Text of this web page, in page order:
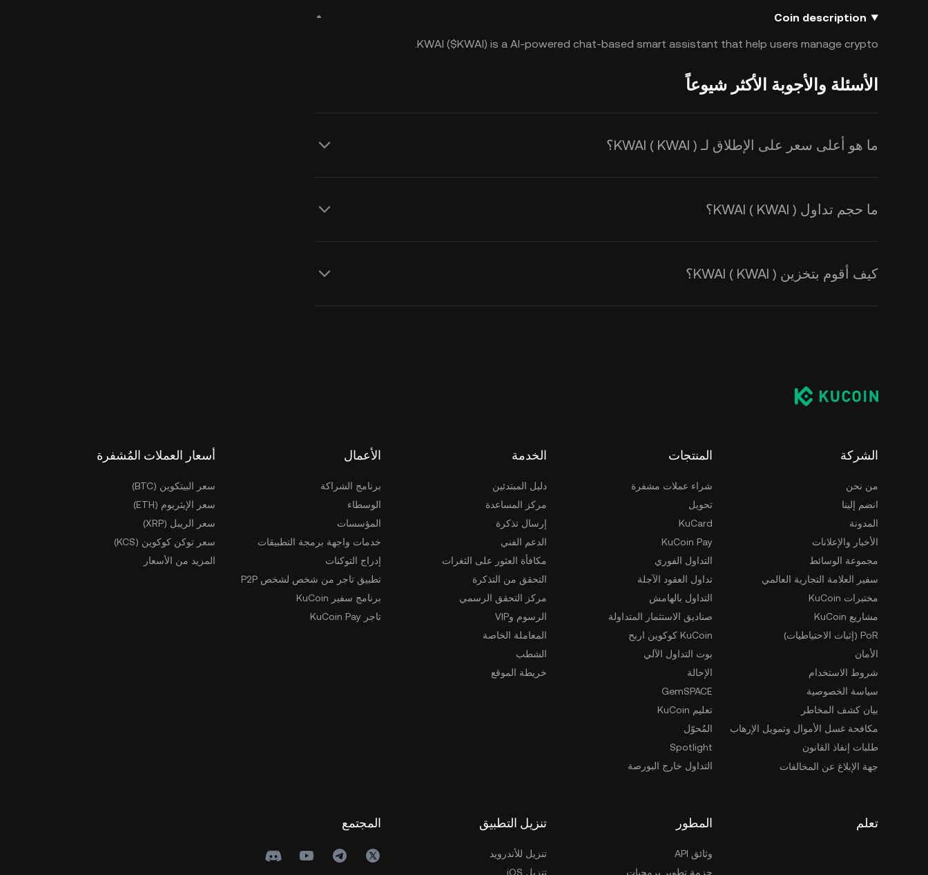
Coin description
KWAI ($KWAI) is a AI-powered chat-based smart assistant that help users manage crypto.
الأسئلة والأجوبة الأكثر شيوعاً
ما هو أعلى سعر على الإطلاق لـ KWAI ( KWAI )؟
ما حجم تداول KWAI ( KWAI )؟
كيف أقوم بتخزين KWAI ( KWAI )؟
الشركة
من نحن
انضم إلينا
المدونة
الأخبار والإعلانات
مجموعة الوسائط
سفير العلامة التجارية العالمي
مختبرات KuCoin
مشاريع KuCoin
PoR (إثبات الاحتياطيات)
الأمان
شروط الاستخدام
سياسة الخصوصية
بيان كشف المخاطر
مكافحة غسل الأموال وتمويل الإرهاب
طلبات إنفاذ القانون
جهة الإبلاغ عن المخالفات
المنتجات
شراء عملات مشفرة
تحويل
KuCard
KuCoin Pay
التداول الفوري
تداول العقود الآجلة
التداول بالهامش
صناديق الاستثمار المتداولة
KuCoin كوكوين اربح
بوت التداول الآلي
الإحالة
GemSPACE
تعليم KuCoin
المُحوّل
Spotlight
التداول خارج البورصة
الخدمة
دليل المبتدئين
مركز المساعدة
إرسال تذكرة
الدعم الفني
مكافأة العثور على الثغرات
التحقق من التذكرة
مركز التحقق الرسمي
الرسوم وVIP
المعاملة الخاصة
الشطب
خريطة الموقع
الأعمال
برنامج الشراكة
الوسطاء
المؤسسات
خدمات واجهة برمجة التطبيقات
إدراج التوكنات
تطبيق تاجر من شخص لشخص P2P
برنامج سفير KuCoin
تاجر KuCoin Pay
أسعار العملات المُشفرة
سعر البيتكوين (BTC)
سعر الإيثريوم (ETH)
سعر الريبل (XRP)
سعر توكن كوكوين (KCS)
المزيد من الأسعار
تعلم المطور
وثائق API
حزمة تطوير برمجيات
تنزيل التطبيق
تنزيل للأندرويد
تنزيل iOS
المجتمع